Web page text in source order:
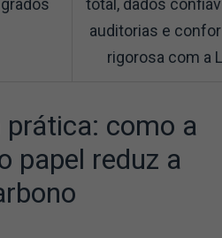
auditorias e
rigorosa com a
prática: como a
papel reduz a